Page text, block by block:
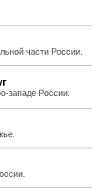
части России.
западе России.